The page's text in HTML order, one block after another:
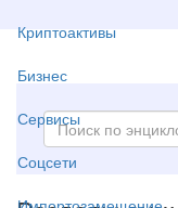
Криптоактивы
Бизнес
Сервисы
Соцсети